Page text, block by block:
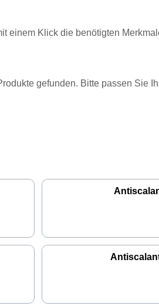
einem Klick die benötigten
gefunden. Bitte passen Sie